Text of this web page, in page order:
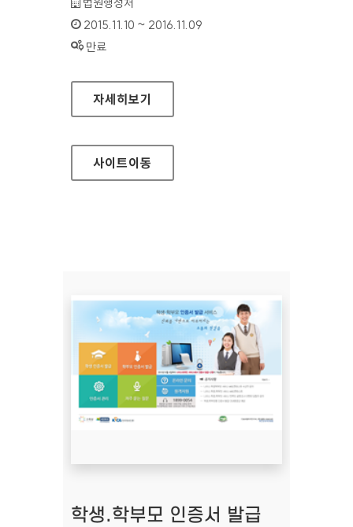
인증기간 :
2015.11.10 ~ 2016.11.09
상태 :
만료
대한민국법원 홈페이지
자세히보기
사이트이동
학생.학부모 인증서 발급